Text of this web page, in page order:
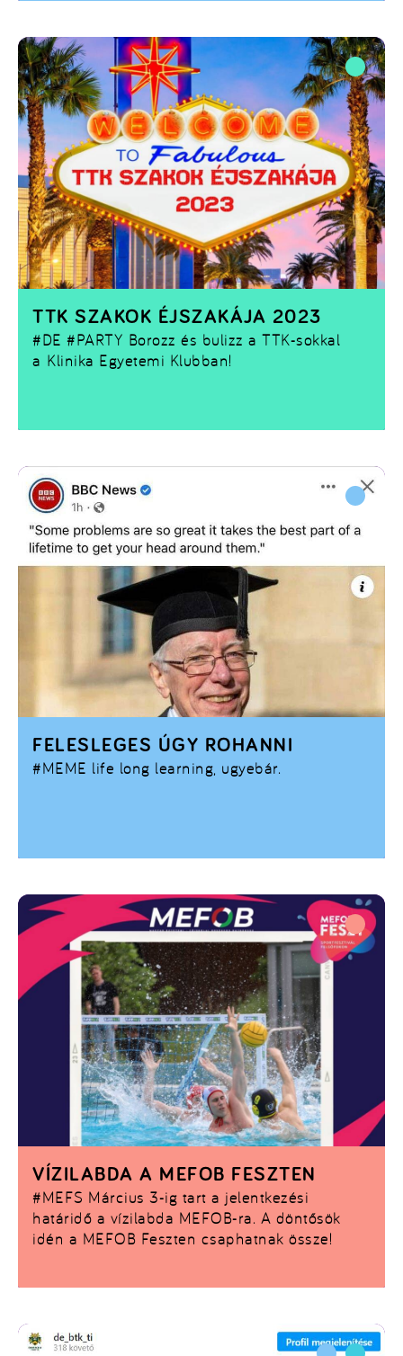
#DE #PARTY Borozz és bulizz a TTK-sokkal
a Klinika Egyetemi Klubban!
TTK SZAKOK ÉJSZAKÁJA 2023
#MEME life long learning, ugyebár.
FELESLEGES ÚGY ROHANNI
#MEFS Március 3-ig tart a jelentkezési
határidő a vízilabda MEFOB-ra. A döntősök
idén a MEFOB Feszten csaphatnak össze!
VÍZILABDA A MEFOB FESZTEN